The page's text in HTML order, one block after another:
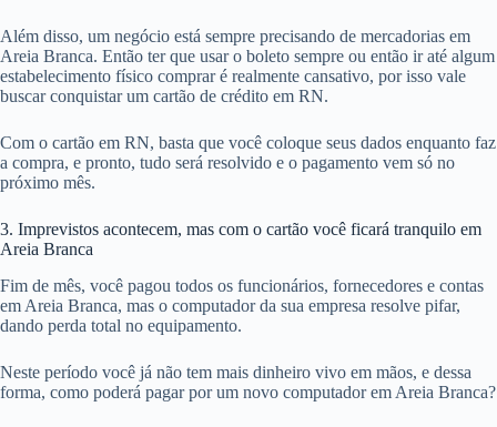
Além disso, um negócio está sempre precisando de mercadorias em
Areia Branca. Então ter que usar o boleto sempre ou então ir até algum
estabelecimento físico comprar é realmente cansativo, por isso vale
buscar conquistar um cartão de crédito em RN.
Com o cartão em RN, basta que você coloque seus dados enquanto faz
a compra, e pronto, tudo será resolvido e o pagamento vem só no
próximo mês.
3. Imprevistos acontecem, mas com o cartão você ficará tranquilo em
Areia Branca
Fim de mês, você pagou todos os funcionários, fornecedores e contas
em Areia Branca, mas o computador da sua empresa resolve pifar,
dando perda total no equipamento.
Neste período você já não tem mais dinheiro vivo em mãos, e dessa
forma, como poderá pagar por um novo computador em Areia Branca?